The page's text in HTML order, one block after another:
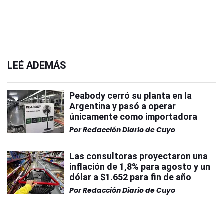
LEÉ ADEMÁS
Peabody cerró su planta en la
Argentina y pasó a operar
únicamente como importadora
PorRedacción Diario de Cuyo
Las consultoras proyectaron una
inflación de 1,8% para agosto y un
dólar a $1.652 para fin de año
PorRedacción Diario de Cuyo